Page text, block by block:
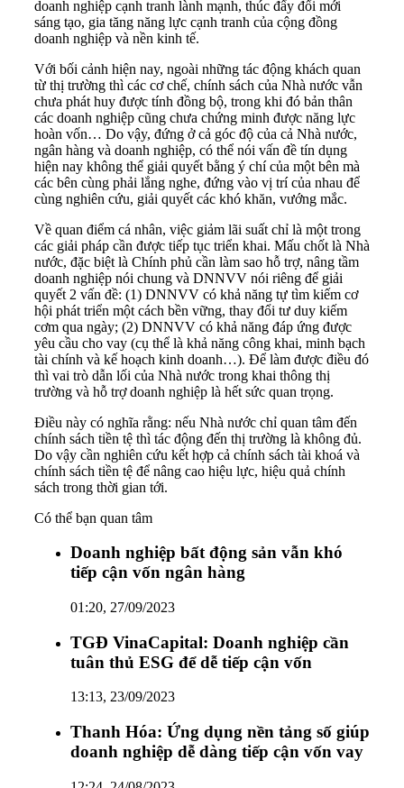
doanh nghiệp cạnh tranh lành mạnh, thúc đẩy đổi mới
sáng tạo, gia tăng năng lực cạnh tranh của cộng đồng
doanh nghiệp và nền kinh tế.
Với bối cảnh hiện nay, ngoài những tác động khách quan
từ thị trường thì các cơ chế, chính sách của Nhà nước vẫn
chưa phát huy được tính đồng bộ, trong khi đó bản thân
các doanh nghiệp cũng chưa chứng minh được năng lực
hoàn vốn… Do vậy, đứng ở cả góc độ của cả Nhà nước,
ngân hàng và doanh nghiệp, có thể nói vấn đề tín dụng
hiện nay không thể giải quyết bằng ý chí của một bên mà
các bên cùng phải lắng nghe, đứng vào vị trí của nhau để
cùng nghiên cứu, giải quyết các khó khăn, vướng mắc.
Về quan điểm cá nhân, việc giảm lãi suất chỉ là một trong
các giải pháp cần được tiếp tục triển khai. Mấu chốt là Nhà
nước, đặc biệt là Chính phủ cần làm sao hỗ trợ, nâng tầm
doanh nghiệp nói chung và DNNVV nói riêng để giải
quyết 2 vấn đề: (1) DNNVV có khả năng tự tìm kiếm cơ
hội phát triển một cách bền vững, thay đổi tư duy kiếm
cơm qua ngày; (2) DNNVV có khả năng đáp ứng được
yêu cầu cho vay (cụ thể là khả năng công khai, minh bạch
tài chính và kế hoạch kinh doanh…). Để làm được điều đó
thì vai trò dẫn lối của Nhà nước trong khai thông thị
trường và hỗ trợ doanh nghiệp là hết sức quan trọng.
Điều này có nghĩa rằng: nếu Nhà nước chỉ quan tâm đến
chính sách tiền tệ thì tác động đến thị trường là không đủ.
Do vậy cần nghiên cứu kết hợp cả chính sách tài khoá và
chính sách tiền tệ để nâng cao hiệu lực, hiệu quả chính
sách trong thời gian tới.
Có thể bạn quan tâm
Doanh nghiệp bất động sản vẫn khó
tiếp cận vốn ngân hàng
01:20, 27/09/2023
TGĐ VinaCapital: Doanh nghiệp cần
tuân thủ ESG để dễ tiếp cận vốn
13:13, 23/09/2023
Thanh Hóa: Ứng dụng nền tảng số giúp
doanh nghiệp dễ dàng tiếp cận vốn vay